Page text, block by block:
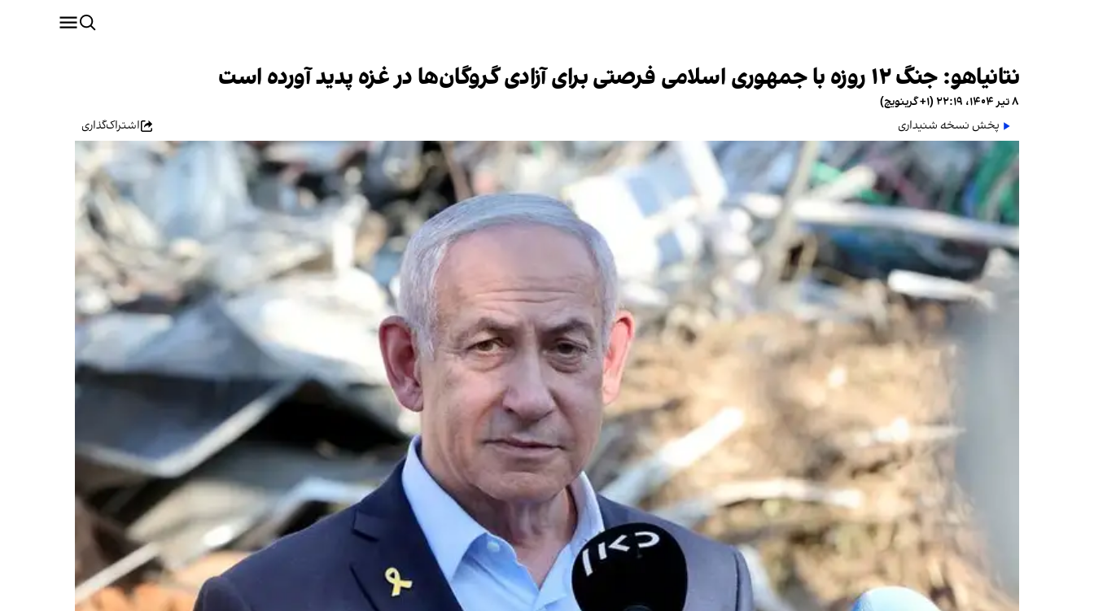
نتانیاهو: جنگ ۱۲ روزه با جمهوری اسلامی فرصتی برای آزادی گروگان‌ها در غزه پدید آورده است
۸ تیر ۱۴۰۴، ۲۲:۱۹ (‎+۱ گرینویچ)
پخش نسخه شنیداری
اشتراک‌گذاری